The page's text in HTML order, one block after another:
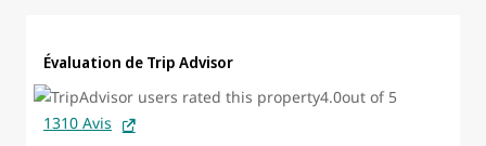
Évaluation de Trip Advisor
1310 Avis